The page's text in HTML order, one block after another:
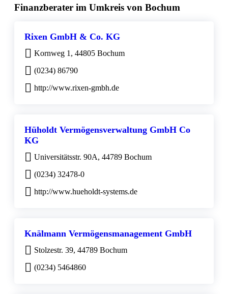
Finanzberater im Umkreis von Bochum
Rixen GmbH & Co. KG
Kornweg 1, 44805 Bochum
(0234) 86790
http://www.rixen-gmbh.de
Hüholdt Vermögensverwaltung GmbH Co
KG
Universitätsstr. 90A, 44789 Bochum
(0234) 32478-0
http://www.hueholdt-systems.de
Knälmann Vermögensmanagement GmbH
Stolzestr. 39, 44789 Bochum
(0234) 5464860